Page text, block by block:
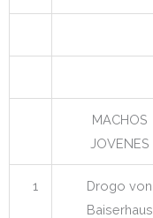
MACHOS
JOVENES
1
Drogo von
Baiserhaus